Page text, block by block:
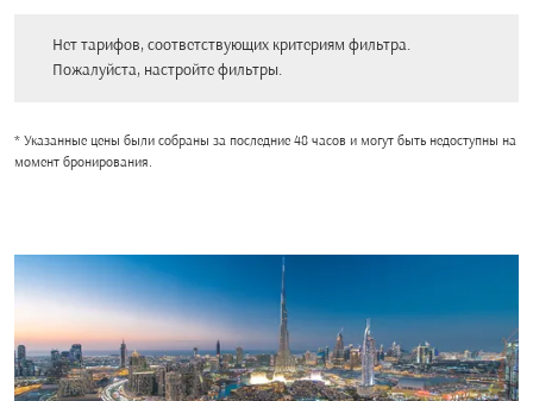
Нет тарифов, соответствующих критериям фильтра.
Пожалуйста, настройте фильтры.
* Указанные цены были собраны за последние 48 часов и могут быть недоступны на
момент бронирования.